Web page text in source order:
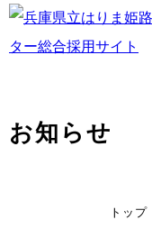
はり姫につ
お知らせ
トップ